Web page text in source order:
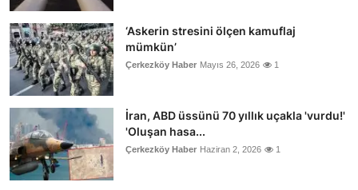
‘Askerin stresini ölçen kamuflaj
mümkün’
Çerkezköy Haber Mayıs 26, 2026 1
İran, ABD üssünü 70 yıllık uçakla 'vurdu!'
'Oluşan hasa...
Çerkezköy Haber Haziran 2, 2026 1